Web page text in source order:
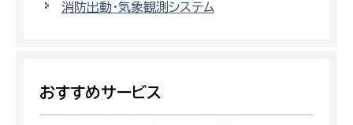
消防出動・気象観測システム
おすすめサービス